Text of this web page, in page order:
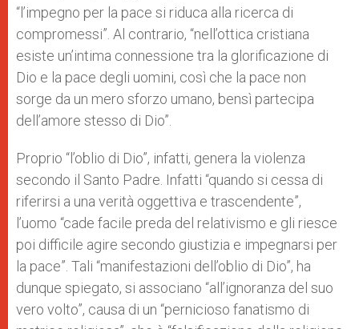
“l’impegno per la pace si riduca alla ricerca di
compromessi”. Al contrario, “nell’ottica cristiana
esiste un’intima connessione tra la glorificazione di
Dio e la pace degli uomini, così che la pace non
sorge da un mero sforzo umano, bensì partecipa
dell’amore stesso di Dio”.
Proprio “l’oblio di Dio”, infatti, genera la violenza
secondo il Santo Padre. Infatti “quando si cessa di
riferirsi a una verità oggettiva e trascendente”,
l’uomo “cade facile preda del relativismo e gli riesce
poi difficile agire secondo giustizia e impegnarsi per
la pace”. Tali “manifestazioni dell’oblio di Dio”, ha
dunque spiegato, si associano “all’ignoranza del suo
vero volto”, causa di un “pernicioso fanatismo di